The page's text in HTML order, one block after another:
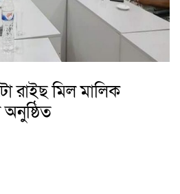
রাইছ মিল মালিক